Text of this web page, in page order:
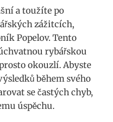
a toužíte po
zážitcích,
Popelov. Tento
rybářskou
okouzlí. Abyste
během svého
se častých chyb,
úspěchu.